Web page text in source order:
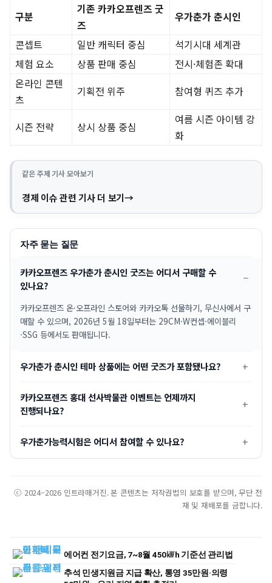
구분
기존 카카오프렌즈 굿
즈
우가춘가 춘시인
콘셉트
일반 캐릭터 중심
석기시대 세계관
체험 요소
상품 판매 중심
전시·체험존 확대
온라인 콘텐
츠
기획전 위주 참여형 퀴즈 추가
시즌 전략 상시 상품 중심
여름 시즌 아이템 강
화
같은 주제 기사 모아보기
경제 이슈 관련 기사 더 보기
자주 묻는 질문
카카오프렌즈 우가춘가 춘시인 굿즈는 어디서 구매할 수
있나요?
카카오프렌즈 온·오프라인 스토어와 카카오톡 선물하기, 무신사에서 구
매할 수 있으며, 2026년 5월 18일부터는 29CM·W컨셉·에이블리
·SSG 등에서도 판매됩니다.
우가춘가 춘시인 테마 상품에는 어떤 굿즈가 포함됐나요?
카카오프렌즈 홍대 선사박물관 이벤트는 언제까지
진행되나요?
우가춘가능력시험은 어디서 참여할 수 있나요?
ⓒ 2024–2026 인트라매거진. 본 콘텐츠는 저작권법의 보호를 받으며, 무단 전
재 및 재배포를 금합니다.
에어컨 전기요금, 7~8월 450㎾h 기준선 관리법
추석 민생지원금 지급 확산, 통영 35만원·의령